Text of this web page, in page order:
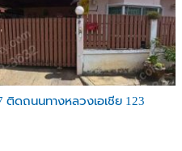
ดถนนทางหลวงเอเชีย 123